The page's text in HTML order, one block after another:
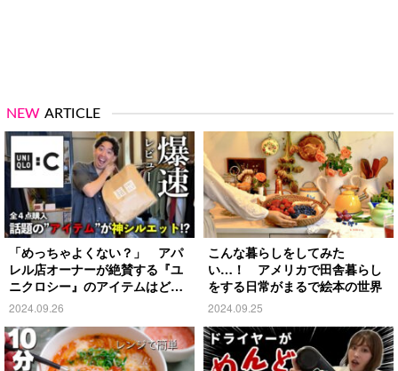
NEW ARTICLE
「めっちゃよくない？」 アパ
レル店オーナーが絶賛する『ユ
ニクロシー』のアイテムはど
れ？
2024.09.26
こんな暮らしをしてみた
い…！ アメリカで田舎暮らし
をする日常がまるで絵本の世界
2024.09.25